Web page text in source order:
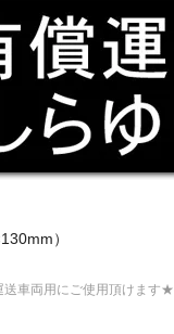
）
車両用にご使用頂けます★